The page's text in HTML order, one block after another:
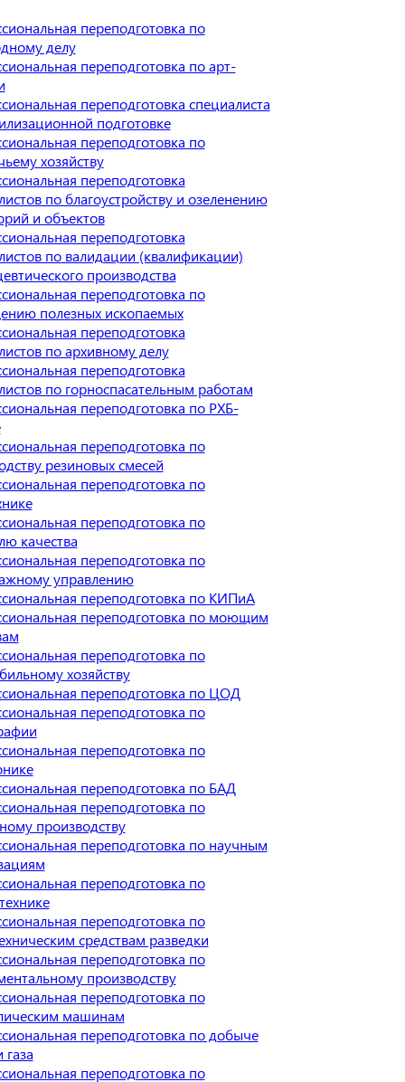
переподготовка по
делу
переподготовка по арт-
переподготовка специалиста
подготовке
переподготовка по
хозяйству
переподготовка
по благоустройству и озеленению
и объектов
переподготовка
по валидации (квалификации)
производства
переподготовка по
полезных ископаемых
переподготовка
по архивному делу
переподготовка
по горноспасательным работам
переподготовка по РХБ-
переподготовка по
резиновых смесей
переподготовка по
переподготовка по
качества
переподготовка по
управлению
переподготовка по КИПиА
переподготовка по моющим
переподготовка по
хозяйству
переподготовка по ЦОД
переподготовка по
переподготовка по
переподготовка по БАД
переподготовка по
производству
переподготовка по научным
переподготовка по
переподготовка по
средствам разведки
переподготовка по
производству
переподготовка по
машинам
переподготовка по добыче
переподготовка по